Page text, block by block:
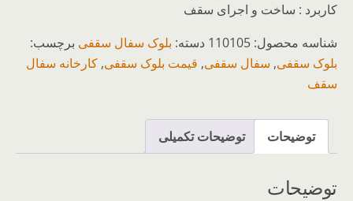
کاربرد : ساخت و اجرای سقف
شناسه محصول: 110105 دسته: بلوک سفال سقفی برچسب:
بلوک سقفی, سفال سقفی, قیمت بلوک سقفی, کارخانه سفال
سقف
توضیحات توضیحات تکمیلی
توضیحات